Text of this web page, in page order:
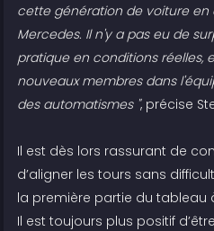
cette génération de voiture
Mercedes. Il n'y a pas eu de
pratique en conditions réelles,
nouveaux membres dans
des automatismes ", précise
Il est dès lors rassurant de
d’aligner les tours sans
la première partie du tableau
Il est toujours plus positif